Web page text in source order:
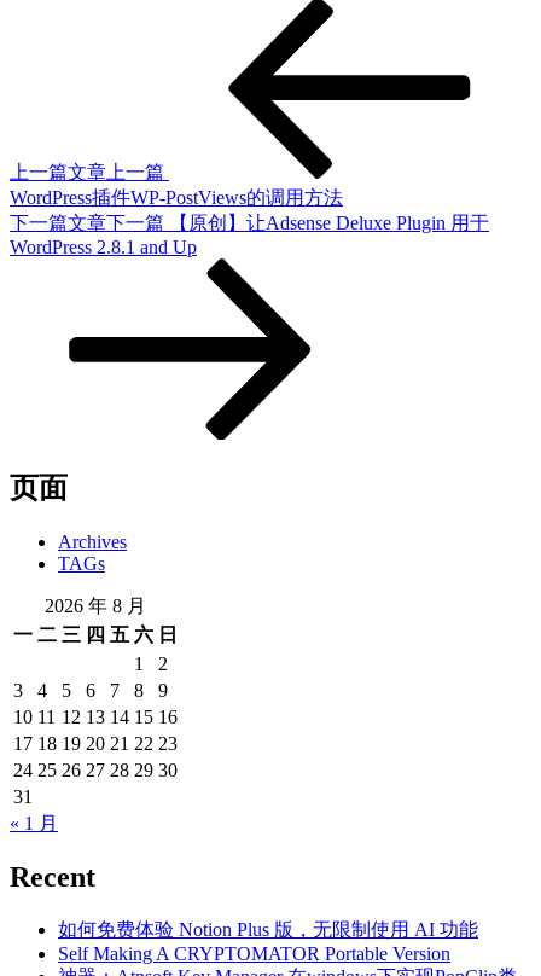
上一篇文章 上一篇
WordPress插件WP-PostViews的调用方法
下一篇文章下一篇
【原创】让Adsense Deluxe Plugin 用于
WordPress 2.8.1 and Up
页面
Archives
TAGs
2026 年 8 月
一 二 三 四 五 六 日
1
2
3
4 5 6 7 8
9
10 11 12 13 14 15 16
17 18 19 20 21 22 23
24 25 26 27 28 29 30
31
« 1 月
Recent
如何免费体验 Notion Plus 版，无限制使用 AI 功能
Self Making A CRYPTOMATOR Portable Version